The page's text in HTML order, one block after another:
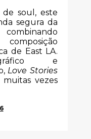
soul, este
segura da
de East LA.
e
Love Stories
vezes